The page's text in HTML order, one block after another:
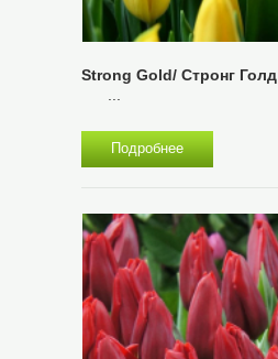
Strong Gold/ Стронг Голд
Подробнее